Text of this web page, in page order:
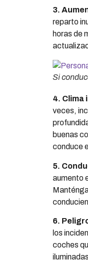
3.
reparto
horas de
Si
4. Clima
veces,
buenas
conduce
5.
aumento
6.
los
coches